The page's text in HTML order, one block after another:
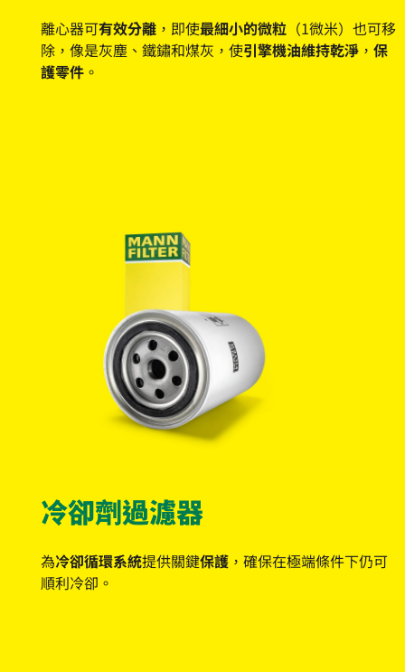
離心器可有效分離 ，即使最細小的微粒 （1微米）也可移
除，像是灰塵、鐵鏽和煤灰，使引擎機油維持乾淨 ， 保
護零件 。
冷卻劑過濾器
為冷卻循環系統提供關鍵保護 ，確保在極端條件下仍可
順利冷卻。